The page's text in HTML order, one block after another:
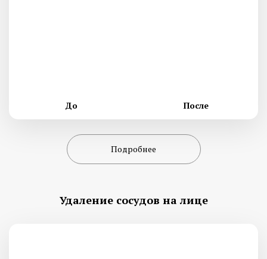
До После
Подробнее
Удаление сосудов на лице